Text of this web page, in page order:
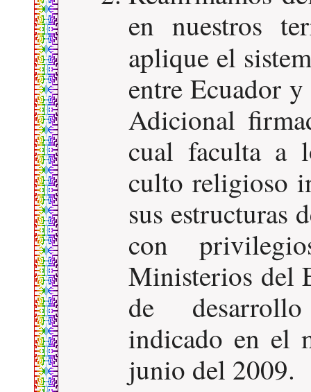
en nuestros
aplique el
entre Ecuador
Adicional
cual faculta a
culto religioso
sus estructuras
con
Ministerios del
de
indicado en el
junio del 2009.